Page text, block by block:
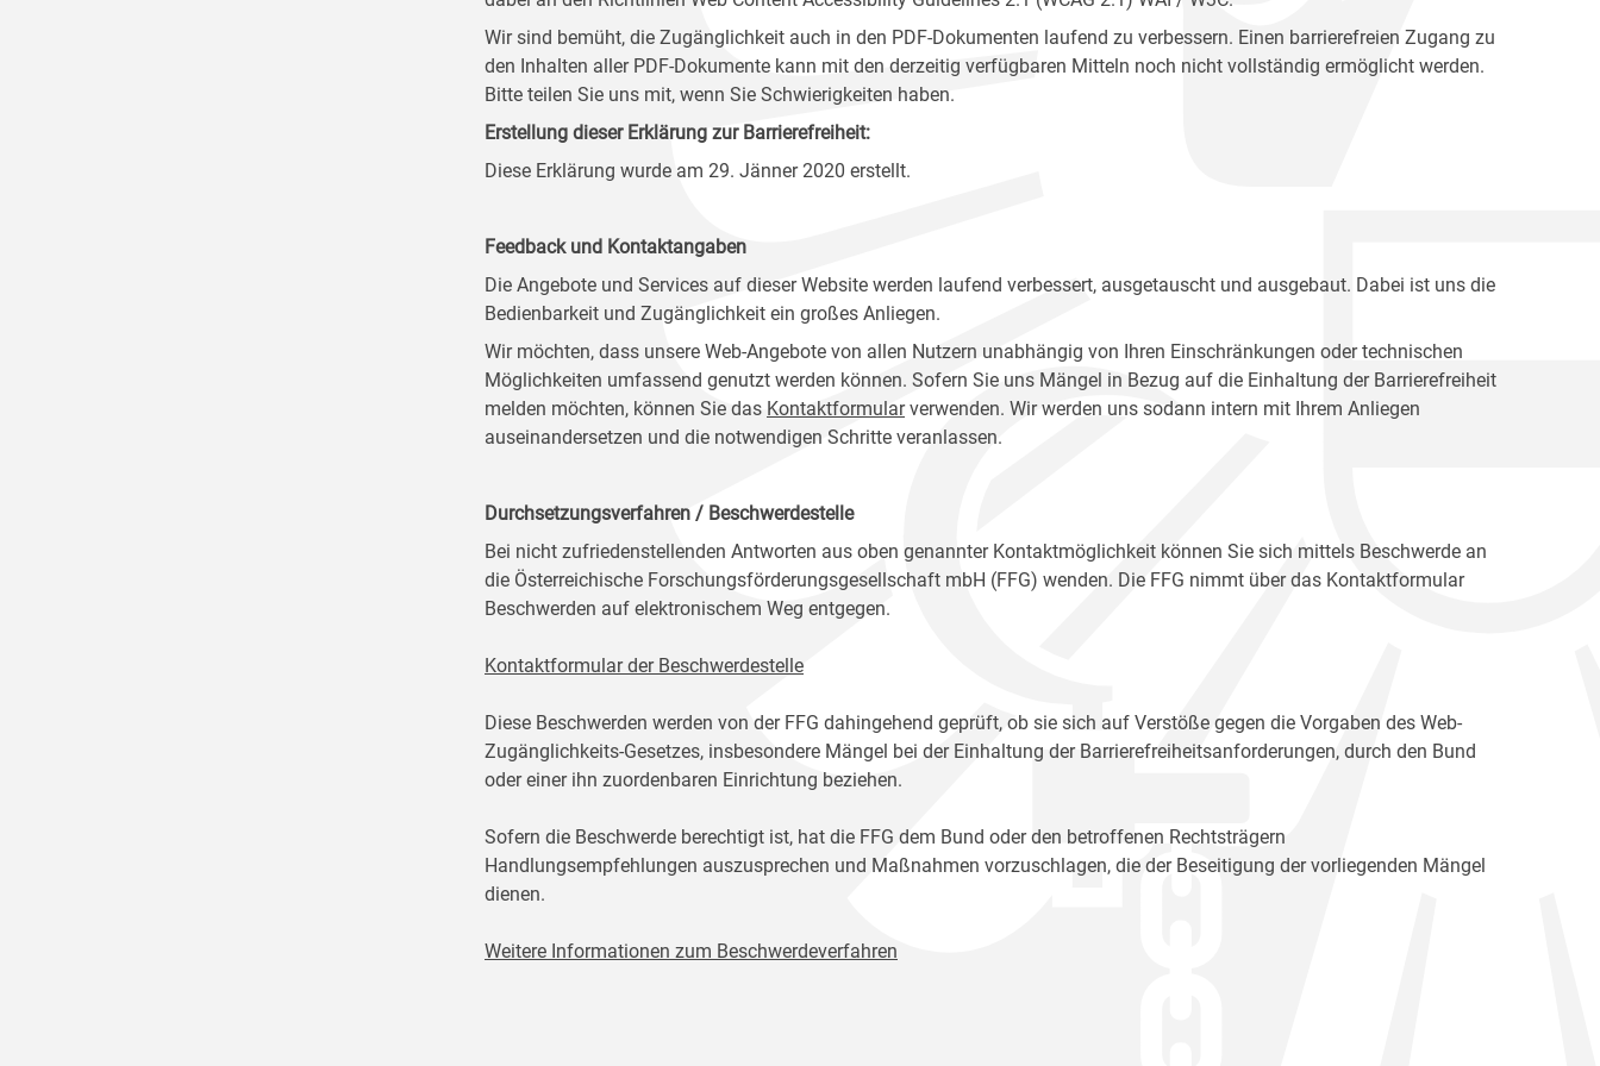
Wir sind bemüht, die Zugänglichkeit auch in den PDF-Dokumenten laufend zu verbessern. Einen barrierefreien Zugang zu
den Inhalten aller PDF-Dokumente kann mit den derzeitig verfügbaren Mitteln noch nicht vollständig ermöglicht werden.
Bitte teilen Sie uns mit, wenn Sie Schwierigkeiten haben.
Erstellung dieser Erklärung zur Barrierefreiheit:
Diese Erklärung wurde am 29. Jänner 2020 erstellt.
Feedback und Kontaktangaben
Die Angebote und Services auf dieser Website werden laufend verbessert, ausgetauscht und ausgebaut. Dabei ist uns die
Bedienbarkeit und Zugänglichkeit ein großes Anliegen.
Wir möchten, dass unsere Web-Angebote von allen Nutzern unabhängig von Ihren Einschränkungen oder technischen
Möglichkeiten umfassend genutzt werden können. Sofern Sie uns Mängel in Bezug auf die Einhaltung der Barrierefreiheit
melden möchten, können Sie das Kontaktformularverwenden. Wir werden uns sodann intern mit Ihrem Anliegen
auseinandersetzen und die notwendigen Schritte veranlassen.
Durchsetzungsverfahren / Beschwerdestelle
Bei nicht zufriedenstellenden Antworten aus oben genannter Kontaktmöglichkeit können Sie sich mittels Beschwerde an
die Österreichische Forschungsförderungsgesellschaft mbH (FFG) wenden. Die FFG nimmt über das Kontaktformular
Beschwerden auf elektronischem Weg entgegen.
Kontaktformular der Beschwerdestelle
Diese Beschwerden werden von der FFG dahingehend geprüft, ob sie sich auf Verstöße gegen die Vorgaben des Web-
Zugänglichkeits-Gesetzes, insbesondere Mängel bei der Einhaltung der Barrierefreiheitsanforderungen, durch den Bund
oder einer ihn zuordenbaren Einrichtung beziehen.
Sofern die Beschwerde berechtigt ist, hat die FFG dem Bund oder den betroffenen Rechtsträgern
Handlungsempfehlungen auszusprechen und Maßnahmen vorzuschlagen, die der Beseitigung der vorliegenden Mängel
dienen.
Weitere Informationen zum Beschwerdeverfahren